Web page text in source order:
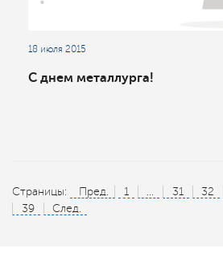
18 июля 2015
С днем металлурга!
Страницы: Пред. 1 ... 31 32
39
След.